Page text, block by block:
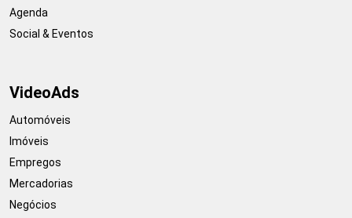
Agenda
Social & Eventos
VideoAds
Automóveis
Imóveis
Empregos
Mercadorias
Negócios